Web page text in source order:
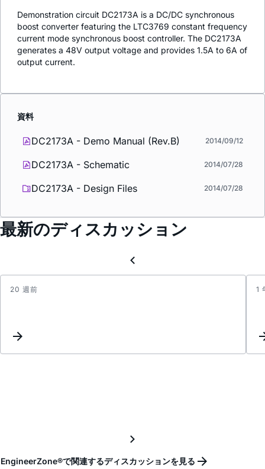
Demonstration circuit DC2173A is a DC/DC synchronous
boost converter featuring the LTC3769 constant frequency
current mode synchronous boost controller. The DC2173A
generates a 48V output voltage and provides 1.5A to 6A of
output current.
資料
DC2173A - Demo Manual (Rev.B) 2014/09/12
DC2173A - Schematic 2014/07/28
DC2173A - Design Files 2014/07/28
最新のディスカッション
20 週前
Demo
issue
1
EngineerZone®で関連するディスカッションを見る